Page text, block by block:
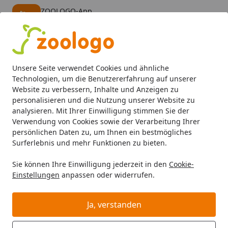
Unsere Seite verwendet Cookies und ähnliche
Technologien, um die Benutzererfahrung auf unserer
Website zu verbessern, Inhalte und Anzeigen zu
personalisieren und die Nutzung unserer Website zu
analysieren. Mit Ihrer Einwilligung stimmen Sie der
Verwendung von Cookies sowie der Verarbeitung Ihrer
persönlichen Daten zu, um Ihnen ein bestmögliches
Surferlebnis und mehr Funktionen zu bieten.
Sie können Ihre Einwilligung jederzeit in den Cookie-
Einstellungen anpassen oder widerrufen.
Ja, verstanden
ZOOLOGO-App
Alle Produkte
Mein Konto
Suchen
Startseite
Hund Hundefutter Trockenfutter Edgard&Cooper
Edgard&Cooper Frischer Hirsch &
Ente Medium 1kg
BALD VERGRIFFEN